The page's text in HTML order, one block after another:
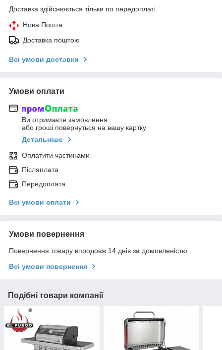
Доставка здійснюється тільки по передоплаті.
Нова Пошта
Доставка поштою
Всі умови доставки
Умови оплати
Ви отримаєте замовлення
або гроші повернуться на вашу картку
Детальніше
Оплатити частинами
Післяплата
Передоплата
Всі умови оплати
Умови повернення
Повернення товару впродовж 14 днів за домовленістю
Всі умови повернення
Подібні товари компанії